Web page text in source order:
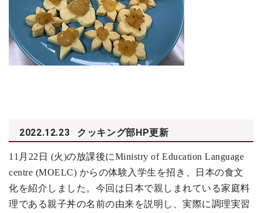
2022.12.23 クッキング部HP更新
11 月22日 (火)の放課後にMinistry of Education Language
centre (MOELC) からの体験入学生を招き、日本の食文
化を紹介しました。今回は日本で親しまれている家庭料
理である親子丼の名前の由来を説明し、実際に調理実習